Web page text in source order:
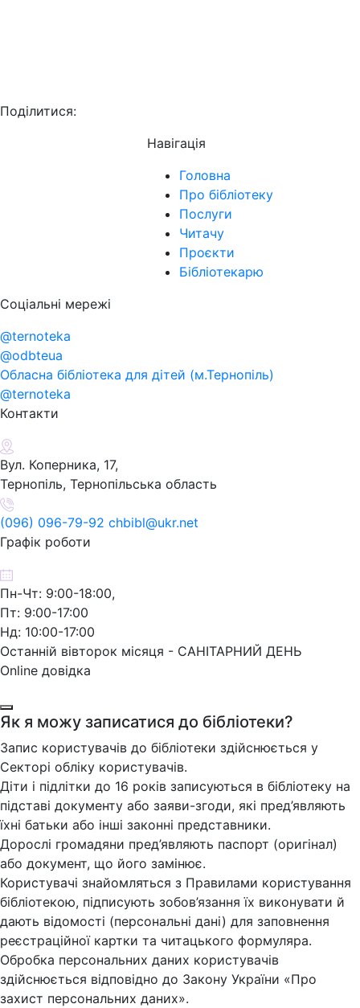
Поділитися:
Навігація
Головна
Про бібліотеку
Послуги
Читачу
Проєкти
Бібліотекарю
Соціальні мережі
@ternoteka
@odbteua
Обласна бібліотека для дітей (м.Тернопіль)
@ternoteka
Контакти
Вул. Коперника, 17,
Тернопіль, Тернопільська область
(096) 096-79-92 chbibl@ukr.net
Графік роботи
Пн-Чт: 9:00-18:00,
Пт: 9:00-17:00
Нд: 10:00-17:00
Останній вівторок місяця - САНІТАРНИЙ ДЕНЬ
Online довідка
Як я можу записатися до бібліотеки?
Запис користувачів до бібліотеки здійснюється у
Секторі обліку користувачів.
Діти і підлітки до 16 років записуються в бібліотеку на
підставі документу або заяви-згоди, які пред’являють
їхні батьки або інші законні представники.
Дорослі громадяни пред’являють паспорт (оригінал)
або документ, що його замінює.
Користувачі знайомляться з Правилами користування
бібліотекою, підписують зобов’язання їх виконувати й
дають відомості (персональні дані) для заповнення
реєстраційної картки та читацького формуляра.
Обробка персональних даних користувачів
здійснюється відповідно до Закону України «Про
захист персональних даних».